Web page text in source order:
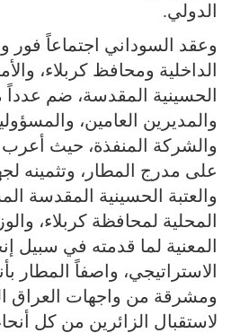
الدولي.
وعقد السوداني اجتماعاً فور
الداخلية ومحافظ كربلاء،
الحسينية المقدسة، ضم
والمديرين العامين،
والشركة المنفذة، حيث
على مدرج المطار، وتثمينه
والعتبة الحسينية المقدسة
المحلية لمحافظة كربلاء،
المعنية لما قدمته في سبيل
الاستراتيجي، واصفاً المطار
ومشرقة من واجهات العراق
لاستقبال الزائرين من كل